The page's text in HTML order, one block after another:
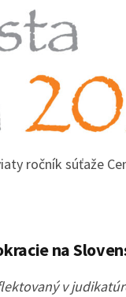
ročník súťaže
na
v